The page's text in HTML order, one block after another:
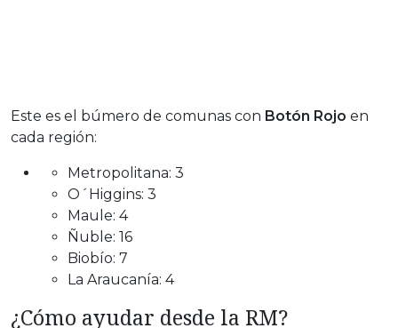
Este es el búmero de comunas con Botón Rojo en
cada región:
Metropolitana: 3
O´Higgins: 3
Maule: 4
Ñuble: 16
Biobío: 7
La Araucanía: 4
¿Cómo ayudar desde la RM?